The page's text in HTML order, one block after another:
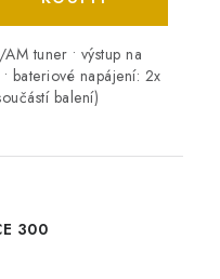
tuner • výstup na
bateriové napájení: 2x
balení)
300